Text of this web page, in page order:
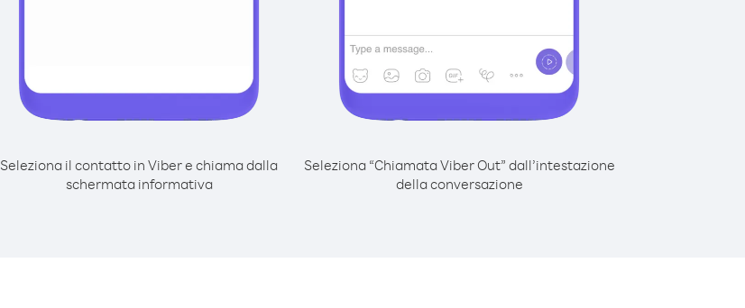
Seleziona il contatto in Viber e chiama dalla
schermata informativa
Seleziona “Chiamata Viber Out” dall’intestazione
della conversazione